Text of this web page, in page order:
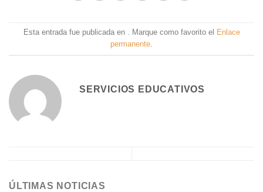
Esta entrada fue publicada en . Marque como favorito el Enlace
permanente.
SERVICIOS EDUCATIVOS
ÚLTIMAS NOTICIAS